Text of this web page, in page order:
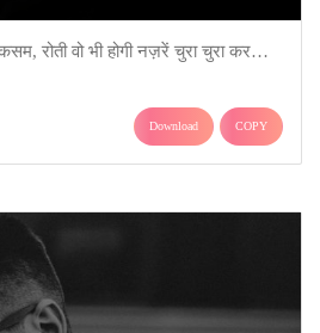
रोती वो भी होगी नज़रें चुरा चुरा कर…
Download COPY